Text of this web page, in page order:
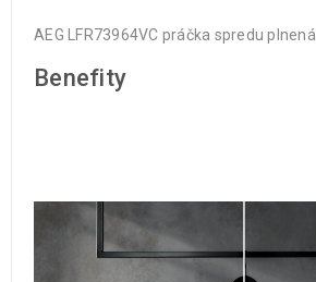
AEG LFR73964VC práčka spredu plnená
Benefity